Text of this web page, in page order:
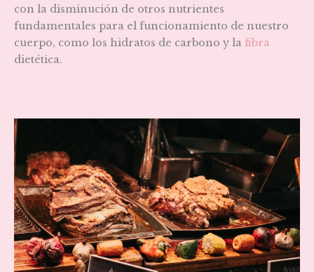
con la disminución de otros nutrientes
fundamentales para el funcionamiento de nuestro
cuerpo, como los hidratos de carbono y la fibra
dietética.